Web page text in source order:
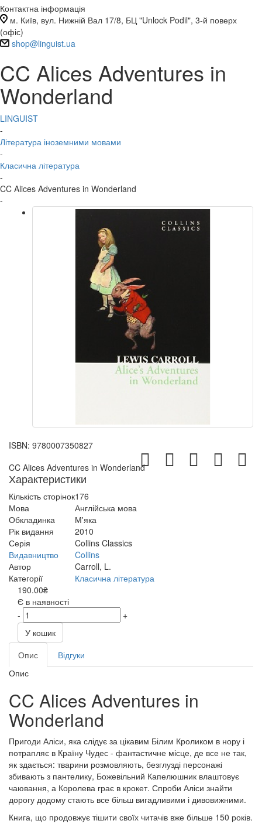
Контактна інформація
м. Київ, вул. Нижній Вал 17/8, БЦ "Unlock Podil", 3-й поверх
(офіс)
shop@linguist.ua
CC Alices Adventures in
Wonderland
LINGUIST
-
Література іноземними мовами
-
Класична література
-
CC Alices Adventures in Wonderland
-
ISBN: 9780007350827
CC Alices Adventures in Wonderland
Характеристики
Кількість сторінок176
Мова
Англійська мова
Обкладинка
М'яка
Рік видання
2010
Серія
Collins Classics
Видавництво
Collins
Автор
Carroll, L.
Категорії
Класична література
190.00₴
Є в наявності
-
+
У кошик
Опис
Відгуки
Опис
CC Alices Adventures in
Wonderland
Пригоди Аліси, яка слідує за цікавим Білим Кроликом в нору і
потрапляє в Країну Чудес - фантастичне місце, де все не так,
як здається: тварини розмовляють, безглузді персонажі
збивають з пантелику, Божевільний Капелюшник влаштовує
чаювання, а Королева грає в крокет. Спроби Аліси знайти
дорогу додому стають все більш вигадливими і дивовижними.
Книга, що продовжує тішити своїх читачів вже більше 150 років.